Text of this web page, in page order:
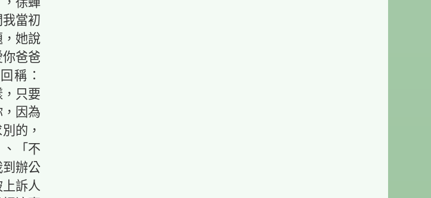
徐蟬
當初
她說
爸爸
稱：
，只要
因為
的，
「不
辦公
訴人